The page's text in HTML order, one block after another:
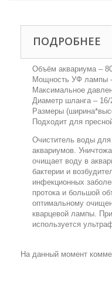
ПОДРОБНЕЕ
Объём аквариума –
Мощность УФ лампы
Максимальное
Диаметр шланга –
Размеры
Подходит для
Очиститель воды
аквариумов.
очищает воду в
бактерии и
инфекционных
протока и большой
оптимальному
кварцевой лампы.
используется
На данный момент